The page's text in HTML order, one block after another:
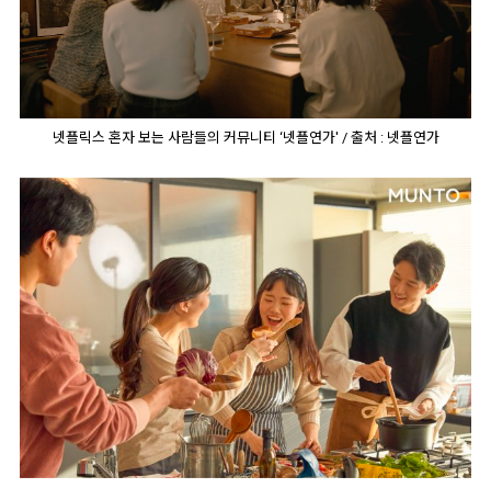
넷플릭스 혼자 보는 사람들의 커뮤니티 ‘넷플연가' / 출처 : 넷플연가